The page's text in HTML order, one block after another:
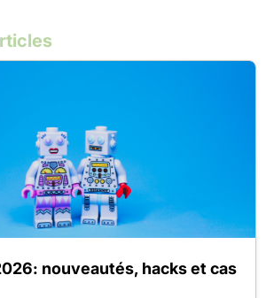
nouveautés, hacks et cas